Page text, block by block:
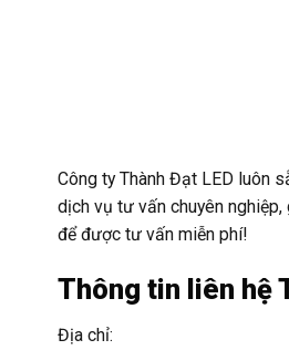
Công ty Thành Đạt LED luôn
dịch vụ tư vấn chuyên
để được tư vấn miễn phí!
Thông tin liên hệ
Địa chỉ: